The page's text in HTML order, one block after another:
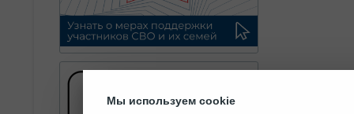
Мы используем cookie